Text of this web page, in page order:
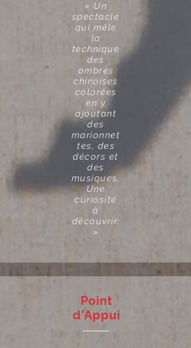
« Un
spectacle
qui mêle
la
technique
des
ombres
chinoises
colorées
en y
ajoutant
des
marionnet
tes, des
décors et
des
musiques.
Une
curiosité
à
découvrir.
»
Point
d’Appui